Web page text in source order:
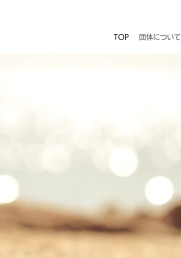
TOP 団体について
​日本のビーチを活性化します。
心と身体を育める新しい遊び場をつくる団体です。